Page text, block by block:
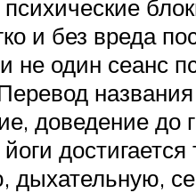
и без вреда
не один сеанс
доведение
йоги
дыхательную,